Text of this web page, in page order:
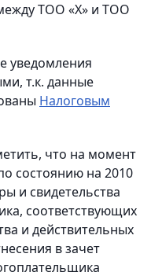
ТОО «Х» и ТОО
уведомления
т.к. данные
Налоговым
что на момент
состоянию на 2010
и свидетельства
соответствующих
и действительных
в зачет